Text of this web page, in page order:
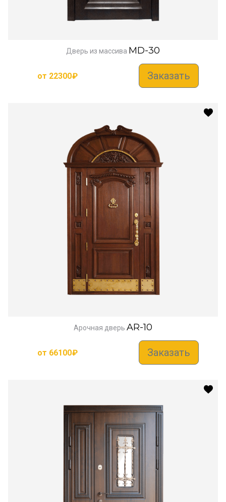
Дверь из массива MD-30
от 22300₽ Заказать
Арочная дверь AR-10
от 66100₽ Заказать